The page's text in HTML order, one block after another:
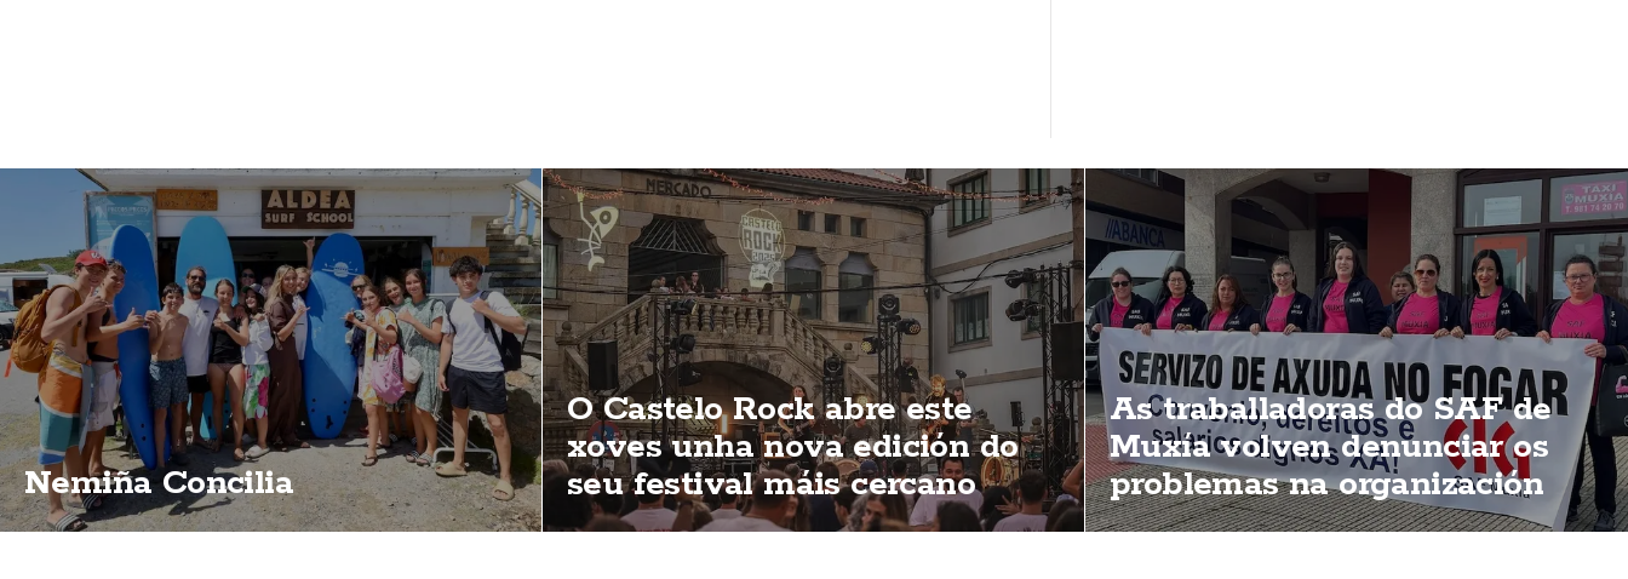
Nemiña Concilia
O Castelo Rock abre este
xoves unha nova edición do
seu festival máis cercano
As traballadoras do SAF de
Muxía volven denunciar os
problemas na organización
dun servizo esencial